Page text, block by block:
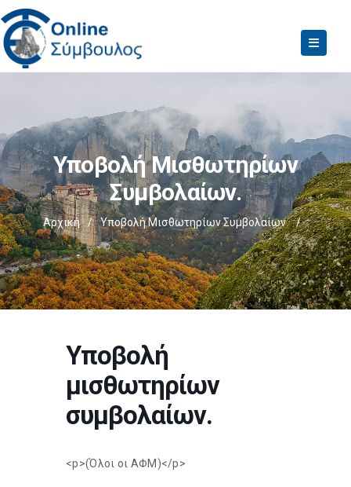
Υποβολή Μισθωτηρίων
Συμβολαίων.
Αρχική / Υποβολή Μισθωτηρίων Συμβολαίων. /
Υποβολή
μισθωτηρίων
συμβολαίων.
<p>(Όλοι οι ΑΦΜ)</p>